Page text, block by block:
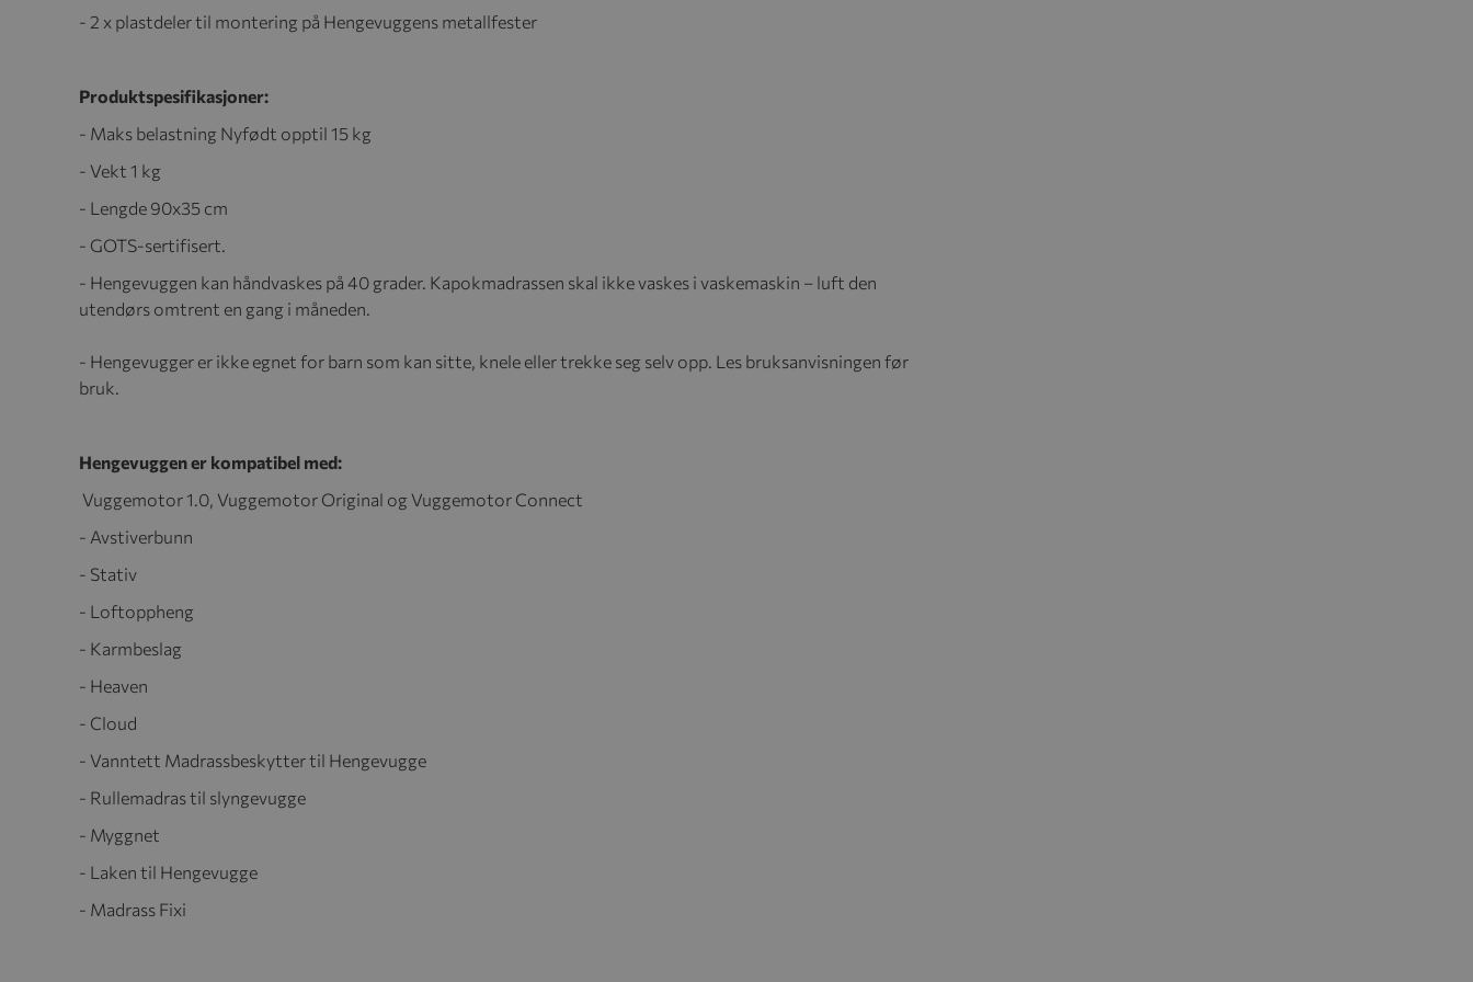
- 2 x plastdeler til montering på Hengevuggens metallfester
Produktspesifikasjoner:
- Maks belastning Nyfødt opptil 15 kg
- Vekt 1 kg
- Lengde 90x35 cm
- GOTS-sertifisert.
- Hengevuggen kan håndvaskes på 40 grader. Kapokmadrassen skal ikke vaskes i vaskemaskin – luft den
utendørs omtrent en gang i måneden.
- Hengevugger er ikke egnet for barn som kan sitte, knele eller trekke seg selv opp. Les bruksanvisningen før
bruk.
Hengevuggen er kompatibel med:
Vuggemotor 1.0, Vuggemotor Original og Vuggemotor Connect
- Avstiverbunn
- Stativ
- Loftoppheng
- Karmbeslag
- Heaven
- Cloud
- Vanntett Madrassbeskytter til Hengevugge
- Rullemadras til slyngevugge
- Myggnet
- Laken til Hengevugge
- Madrass Fixi